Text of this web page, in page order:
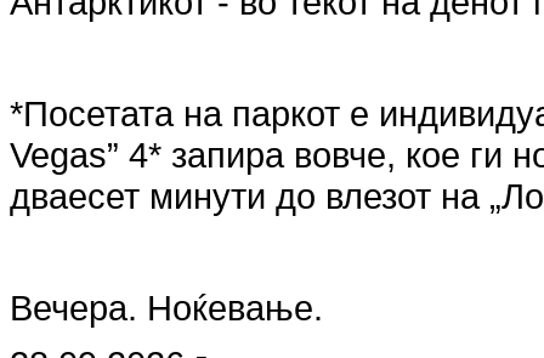
*Посетата на паркот е
Vegas” 4* запира вовче, кое ги
дваесет минути до влезот на
Вечера. Ноќевање.